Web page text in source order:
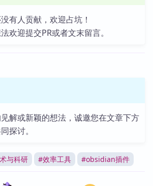
有人贡献，欢迎占坑！
欢迎提交PR或者文末留言。
解或新颖的想法，诚邀您在文章下方
探讨。
与科研 #效率工具 #obsidian插件